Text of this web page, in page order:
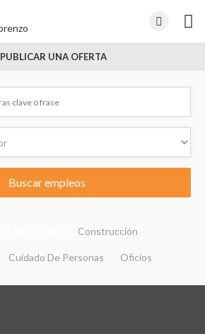
PUBLICAR UNA OFERTA
Construcción
Cuidado De Personas Oficios